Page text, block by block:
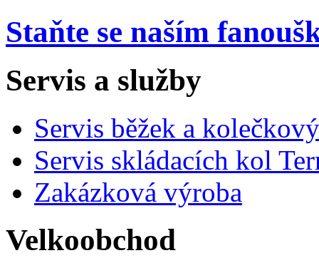
Staňte se naším
Servis a služby
Servis běžek a
Servis skládacích kol
Zakázková výroba
Velkoobchod